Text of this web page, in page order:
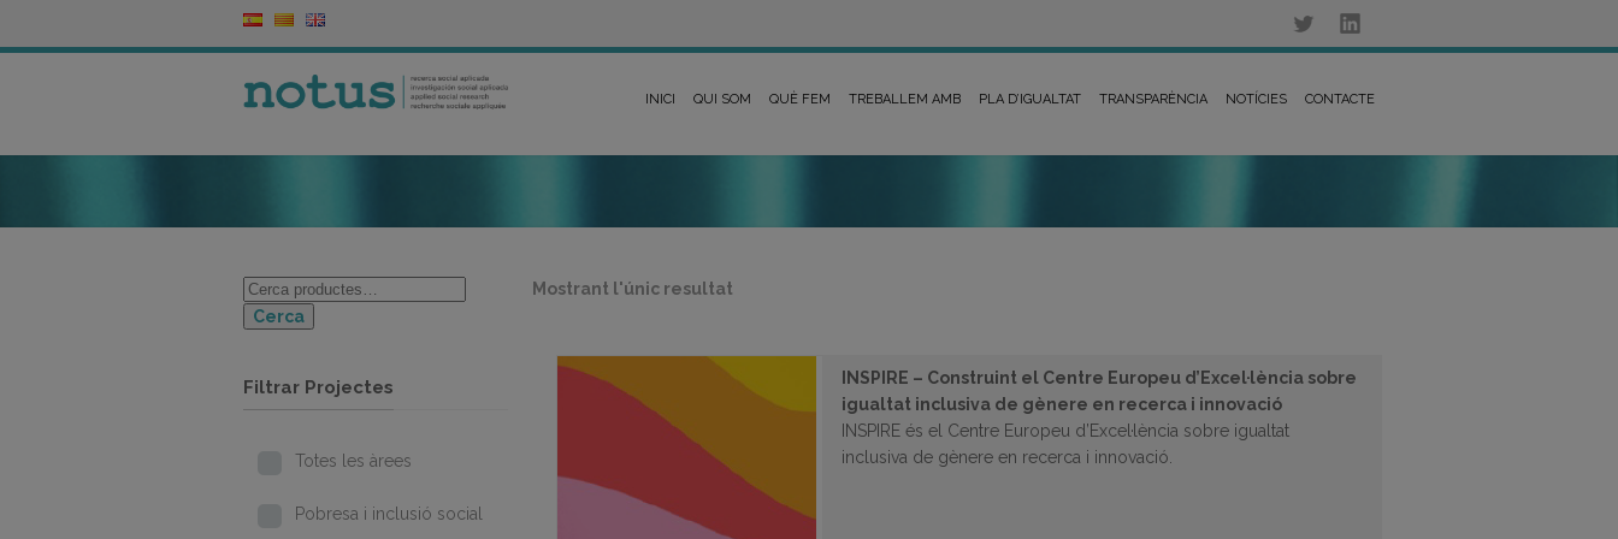
INICI QUI SOM QUÈ FEM TREBALLEM AMB PLA D’IGUALTAT TRANSPARÈNCIA NOTÍCIES CONTACTE
Mostrant l'únic resultat
INSPIRE – Construint el Centre Europeu d’Excel·lència sobre
igualtat inclusiva de gènere en recerca i innovació
INSPIRE és el Centre Europeu d’Excel·lència sobre igualtat
inclusiva de gènere en recerca i innovació.
Cerca
Filtrar Projectes
Totes les àrees
Pobresa i inclusió social